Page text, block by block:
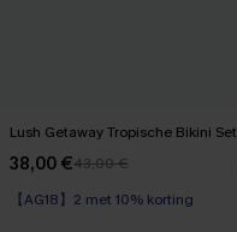
Lush Getaway Tropische Bikini Set
38,00 €43,00 €
【AG18】2 met 10% korting
High Waist